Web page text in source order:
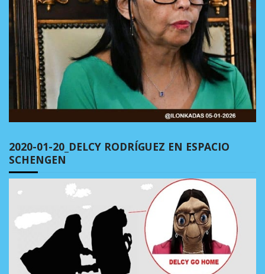
2020-01-20_DELCY RODRÍGUEZ EN ESPACIO
SCHENGEN